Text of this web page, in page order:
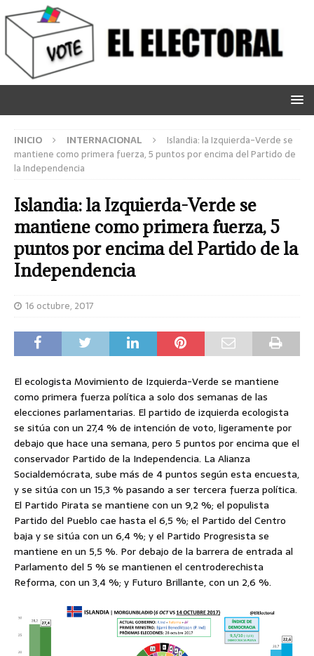
INICIO INTERNACIONAL
Islandia: la Izquierda-Verde se
mantiene como primera fuerza, 5 puntos por encima del Partido de
la Independencia
Islandia: la Izquierda-Verde se
mantiene como primera fuerza, 5
puntos por encima del Partido de la
Independencia
16 octubre, 2017
El ecologista Movimiento de Izquierda-Verde se mantiene
como primera fuerza política a solo dos semanas de las
elecciones parlamentarias. El partido de izquierda ecologista
se sitúa con un 27,4 % de intención de voto, ligeramente por
debajo que hace una semana, pero 5 puntos por encima que el
conservador Partido de la Independencia. La Alianza
Socialdemócrata, sube más de 4 puntos según esta encuesta,
y se sitúa con un 15,3 % pasando a ser tercera fuerza política.
El Partido Pirata se mantiene con un 9,2 %; el populista
Partido del Pueblo cae hasta el 6,5 %; el Partido del Centro
baja y se sitúa con un 6,4 %; y el Partido Progresista se
mantiene en un 5,5 %. Por debajo de la barrera de entrada al
Parlamento del 5 % se mantienen el centroderechista
Reforma, con un 3,4 %; y Futuro Brillante, con un 2,6 %.